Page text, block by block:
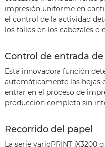
impresión uniforme en
el control de la actividad
los fallos en los cabezales
Control de entrada de
Esta innovadora función
automáticamente las hojas
entrar en el proceso de
producción completa sin
Recorrido del papel
La serie varioPRINT iX3200